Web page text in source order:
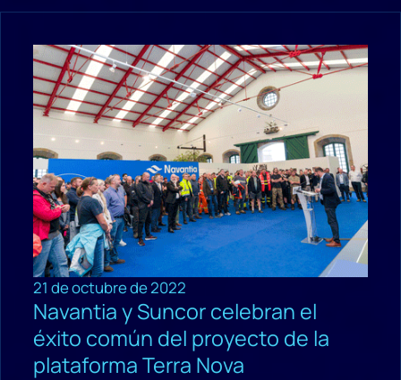
21 de octubre de 2022
Navantia y Suncor celebran el
éxito común del proyecto de la
plataforma Terra Nova